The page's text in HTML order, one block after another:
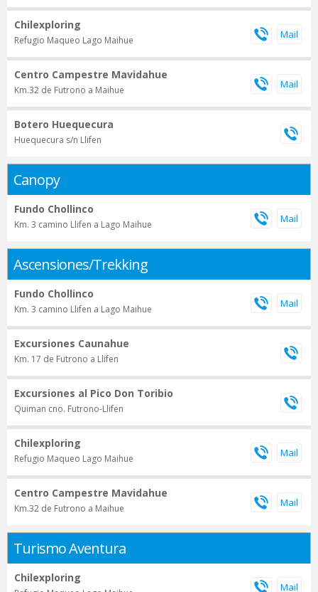
Chilexploring
Refugio Maqueo Lago Maihue
Centro Campestre Mavidahue
Km.32 de Futrono a Maihue
Botero Huequecura
Huequecura s/n Llifen
Canopy
Fundo Chollinco
Km. 3 camino Llifen a Lago Maihue
Ascensiones/Trekking
Fundo Chollinco
Km. 3 camino Llifen a Lago Maihue
Excursiones Caunahue
Km. 17 de Futrono a Llifen
Excursiones al Pico Don Toribio
Quiman cno. Futrono-Llifen
Chilexploring
Refugio Maqueo Lago Maihue
Centro Campestre Mavidahue
Km.32 de Futrono a Maihue
Turismo Aventura
Chilexploring